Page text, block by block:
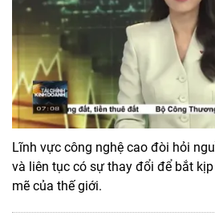
Lĩnh vực công nghệ cao đòi hỏi
và liên tục có sự thay đổi để bắt
mẽ của thế giới.